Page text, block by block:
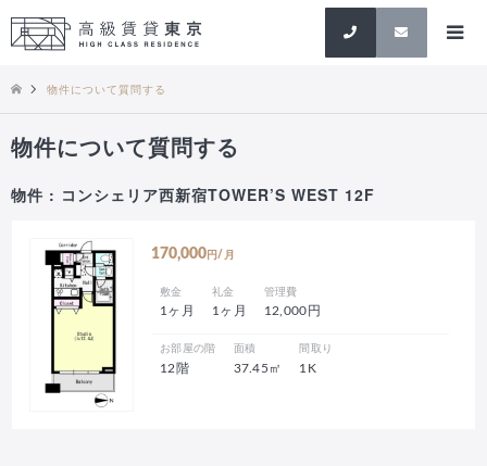
検索
物件について質問する
物件について質問する
物件 : コンシェリア西新宿TOWER’S WEST 12F
170,000 円/月
敷金
1ヶ月
礼金
1ヶ月
管理費
12,000円
お部屋の階
12階
面積
37.45㎡
間取り
1K